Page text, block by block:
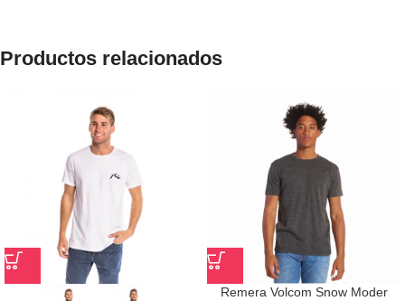
Productos relacionados
Remera Volcom Snow Moder